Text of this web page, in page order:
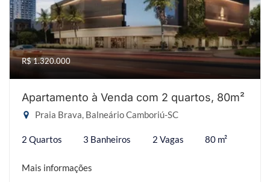
R$ 1.320.000
Apartamento à Venda com 2 quartos, 80m²
Praia Brava, Balneário Camboriú-SC
2 Quartos 3 Banheiros 2 Vagas 80 m²
Mais informações